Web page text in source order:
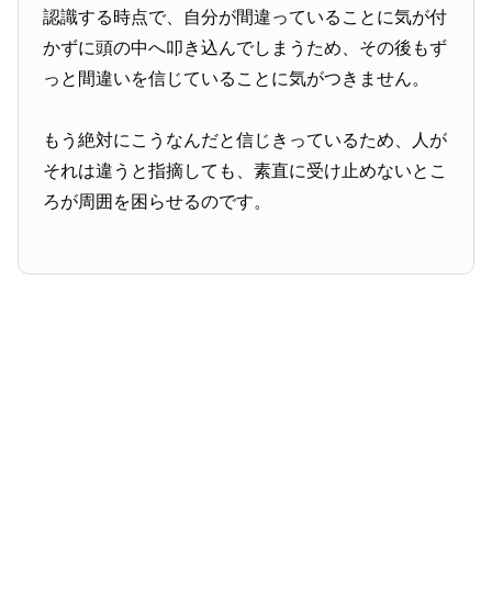
認識する時点で、自分が間違っていることに気が付
かずに頭の中へ叩き込んでしまうため、その後もず
っと間違いを信じていることに気がつきません。
もう絶対にこうなんだと信じきっているため、人が
それは違うと指摘しても、素直に受け止めないとこ
ろが周囲を困らせるのです。